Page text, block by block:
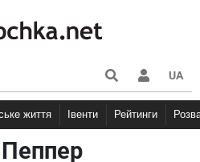
UA
життя Івенти Рейтинги